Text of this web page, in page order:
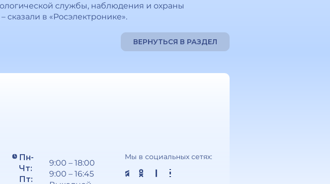
службы, наблюдения и охраны
в «Росэлектронике».
ВЕРНУТЬСЯ В РАЗДЕЛ
Пн-
Чт:
Пт:
9:00 – 18:00
9:00 – 16:45
Мы в социальных сетях: